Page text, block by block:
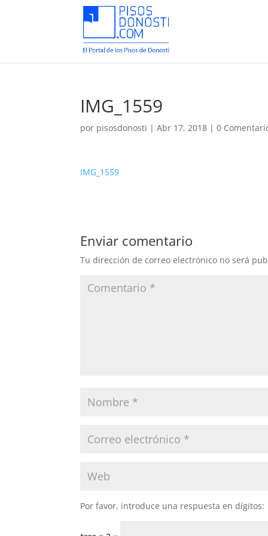
IMG_1559
por pisosdonosti |Abr 17, 2018 |0
IMG_1559
Enviar comentario
Tu dirección de correo electrónico no será
Por favor, introduce una respuesta en dígitos: